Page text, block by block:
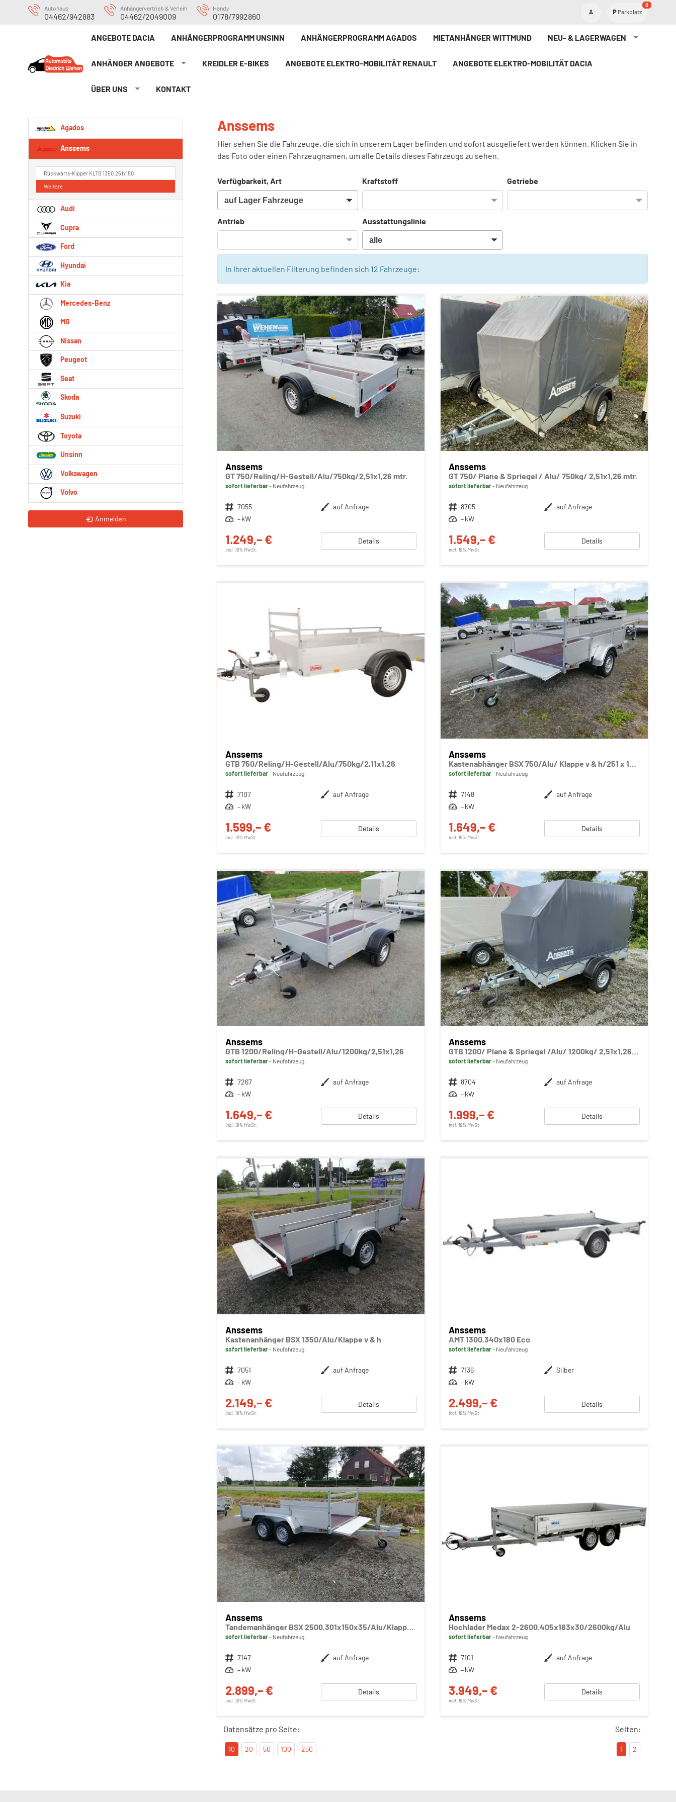
Autohaus
04462/942883
Anhängervertrieb & Verleih
04462/2049009
Handy
0178/7992860
Parkplatz
0
ANGEBOTE DACIA ANHÄNGERPROGRAMM UNSINN ANHÄNGERPROGRAMM AGADOS MIETANHÄNGER WITTMUND NEU- & LAGERWAGEN
ANHÄNGER ANGEBOTE KREIDLER E-BIKE`S ANGEBOTE ELEKTRO-MOBILITÄT RENAULT ANGEBOTE ELEKTRO-MOBILITÄT DACIA
ÜBER UNS KONTAKT
Anssems
Hier sehen Sie die Fahrzeuge, die sich in unserem Lager befinden und sofort ausgeliefert werden können. Klicken Sie in
das Foto oder einen Fahrzeugnamen, um alle Details dieses Fahrzeugs zu sehen.
Verfügbarkeit, Art Kraftstoff Getriebe
Antrieb Ausstattungslinie
In Ihrer aktuellen Filterung befinden sich 12 Fahrzeuge:
Anssems
GT 750/Reling/H-Gestell/Alu/750kg/2,51x1,26 mtr.
sofort lieferbar Neufahrzeug
Fahrzeugnr. 7055 Außenfarbe auf Anfrage
Leistung – kW
1.249,– €
incl. 19% MwSt.
Details
Anssems
GT 750/ Plane & Spriegel / Alu/ 750kg/ 2,51x1,26 mtr.
sofort lieferbar Neufahrzeug
Fahrzeugnr. 8705 Außenfarbe auf Anfrage
Leistung – kW
1.549,– €
incl. 19% MwSt.
Details
Anssems
GTB 750/Reling/H-Gestell/Alu/750kg/2,11x1,26
sofort lieferbar Neufahrzeug
Fahrzeugnr. 7107 Außenfarbe auf Anfrage
Leistung – kW
1.599,– €
incl. 19% MwSt.
Details
Anssems
Kastenabhänger BSX 750/Alu/ Klappe v & h/251 x 130 35
sofort lieferbar Neufahrzeug
Fahrzeugnr. 7148 Außenfarbe auf Anfrage
Leistung – kW
1.649,– €
incl. 19% MwSt.
Details
Anssems
GTB 1200/Reling/H-Gestell/Alu/1200kg/2,51x1,26
sofort lieferbar Neufahrzeug
Fahrzeugnr. 7267 Außenfarbe auf Anfrage
Leistung – kW
1.649,– €
incl. 19% MwSt.
Details
Anssems
GTB 1200/ Plane & Spriegel /Alu/ 1200kg/ 2,51x1,26 mtr.
sofort lieferbar Neufahrzeug
Fahrzeugnr. 8704 Außenfarbe auf Anfrage
Leistung – kW
1.999,– €
incl. 19% MwSt.
Details
Anssems
Kastenanhänger BSX 1350/Alu/Klappe v & h
sofort lieferbar Neufahrzeug
Fahrzeugnr. 7051 Außenfarbe auf Anfrage
Leistung – kW
2.149,– €
incl. 19% MwSt.
Details
Anssems
AMT 1300.340x180 Eco
sofort lieferbar Neufahrzeug
Fahrzeugnr. 7136 Außenfarbe Silber
Leistung – kW
2.499,– €
incl. 19% MwSt.
Details
Anssems
Tandemanhänger BSX 2500.301x150x35/Alu/Klappe v & h
sofort lieferbar Neufahrzeug
Fahrzeugnr. 7147 Außenfarbe auf Anfrage
Leistung – kW
2.899,– €
incl. 19% MwSt.
Details
Anssems
Hochlader Medax 2-2600.405x183x30/2600kg/Alu
sofort lieferbar Neufahrzeug
Fahrzeugnr. 7101 Außenfarbe auf Anfrage
Leistung – kW
3.949,– €
incl. 19% MwSt.
Details
Datensätze pro Seite:
10 20 50 100 250
Seiten:
1 2
Agados
Anssems
Rückwärts-Kipper KLTB 1350.251x150
Weitere
Audi
Cupra
Ford
Hyundai
Kia
Mercedes-Benz
MG
Nissan
Peugeot
Seat
Skoda
Suzuki
Toyota
Unsinn
Volkswagen
Volvo
Anmelden